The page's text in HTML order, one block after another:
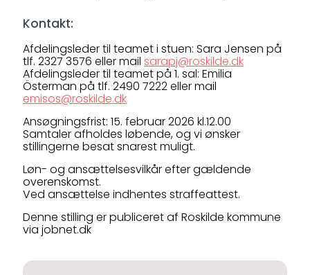
Kontakt:
Afdelingsleder til teamet i stuen: Sara Jensen på
tlf. 2327 3576 eller mail sarapj@roskilde.dk
Afdelingsleder til teamet på 1. sal: Emilia
Österman på tlf. 2490 7222 eller mail
emisos@roskilde.dk
Ansøgningsfrist: 15. februar 2026 kl.12.00
Samtaler afholdes løbende, og vi ønsker
stillingerne besat snarest muligt.
Løn- og ansættelsesvilkår efter gældende
overenskomst.
Ved ansættelse indhentes straffeattest.
Denne stilling er publiceret af Roskilde kommune
via jobnet.dk